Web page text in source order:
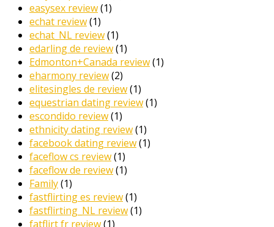
easysex review(1)
echat review(1)
echat_NL review(1)
edarling de review(1)
Edmonton+Canada review(1)
eharmony review(2)
elitesingles de review(1)
equestrian dating review(1)
escondido review(1)
ethnicity dating review(1)
facebook dating review(1)
faceflow cs review(1)
faceflow de review(1)
Family(1)
fastflirting es review(1)
fastflirting_NL review(1)
fatflirt fr review(1)